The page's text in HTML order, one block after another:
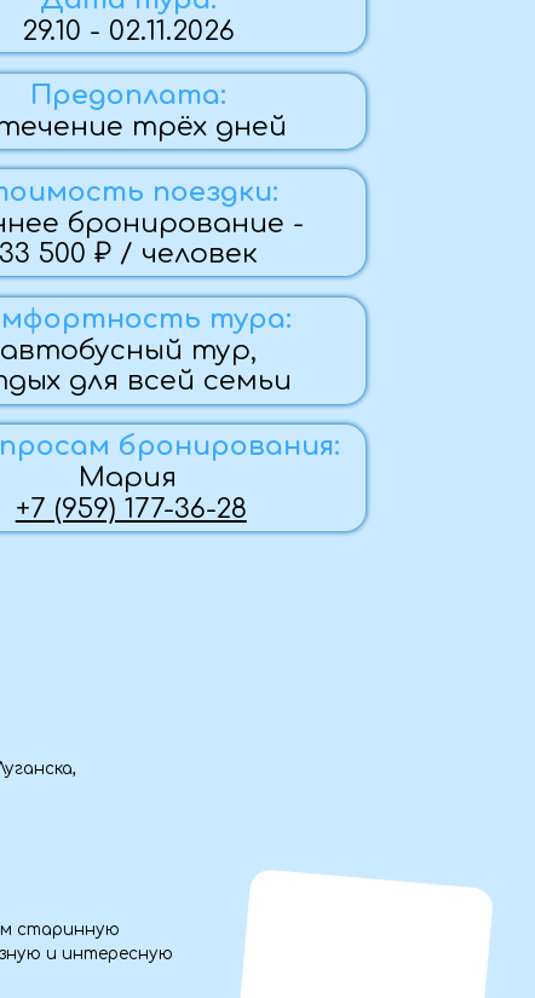
36-28
тур,
семьи
-
человек
трёх дней
поездки:
тура:
Город мертвых в